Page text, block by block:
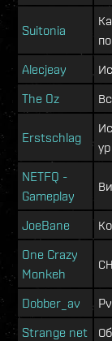
Suitonia
Alecjeay
The Oz
Erstschlag
NETFQ -
Gameplay
JoeBane
One Crazy
Monkeh
Dobber_av
Strange net